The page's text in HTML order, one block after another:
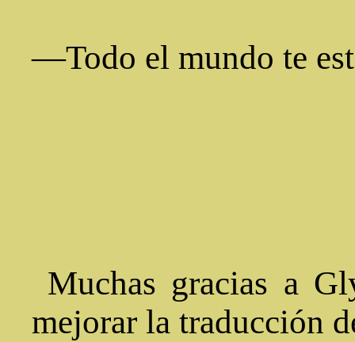
—Todo el mundo te
Muchas gracias a
mejorar la traducción